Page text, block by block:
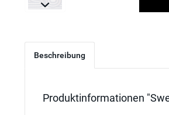
Beschreibung
Produktinformationen